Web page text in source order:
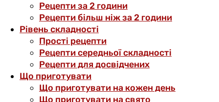
Рецепти за 2 години
Рецепти більш ніж за 2 години
Рівень складності
Прості рецепти
Рецепти середньої складності
Рецепти для досвідчених
Що приготувати
Що приготувати на кожен день
Що приготувати на свято